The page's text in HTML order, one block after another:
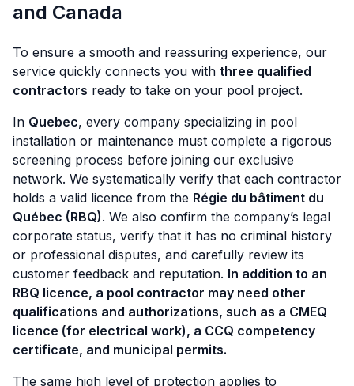
and Canada
To ensure a smooth and reassuring experience, our
service quickly connects you with three qualified
contractors ready to take on your pool project.
In Quebec, every company specializing in pool
installation or maintenance must complete a rigorous
screening process before joining our exclusive
network. We systematically verify that each contractor
holds a valid licence from the Régie du bâtiment du
Québec (RBQ). We also confirm the company’s legal
corporate status, verify that it has no criminal history
or professional disputes, and carefully review its
customer feedback and reputation. In addition to an
RBQ licence, a pool contractor may need other
qualifications and authorizations, such as a CMEQ
licence (for electrical work), a CCQ competency
certificate, and municipal permits.
The same high level of protection applies to